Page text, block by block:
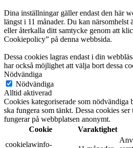
Dina inställningar gäller endast den här
längst i 11 månader. Du kan närsomhelst
eller återkalla ditt samtycke genom att
Cookiepolicy” på denna webbsida.
Dessa cookies lagras endast i din
har också möjlighet att välja bort dessa
Nödvändiga
Nödvändiga
Alltid aktiverad
Cookies kategoriserade som nödvändiga
ska fungera som tänkt. Dessa cookies
fungerar på webbplatsen anonymt.
Cookie
Varaktighet
cookielawinfo-